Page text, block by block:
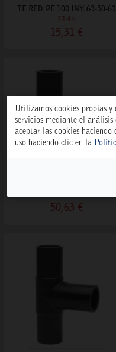
TE RED. PE 100 INY. 63-50-63
3146
15,31 €
3144
50,63 €
Utilizamos cookies propias y
servicios mediante el análisis
aceptar las cookies
uso haciendo clic en la